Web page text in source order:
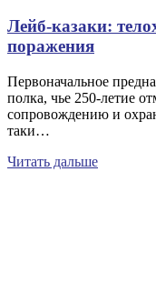
Лейб-казаки:
поражения
Первоначальное
полка, чье 250-летие
сопровождению и
таки…
Читать дальше